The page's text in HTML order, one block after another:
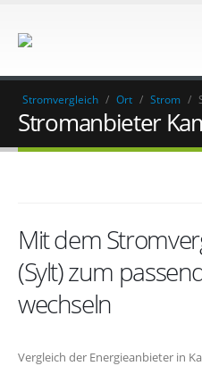
Stromvergleich / Ort / Strom /
Stromanbieter
Mit dem
(Sylt) zum
wechseln
Vergleich der Energieanbieter in